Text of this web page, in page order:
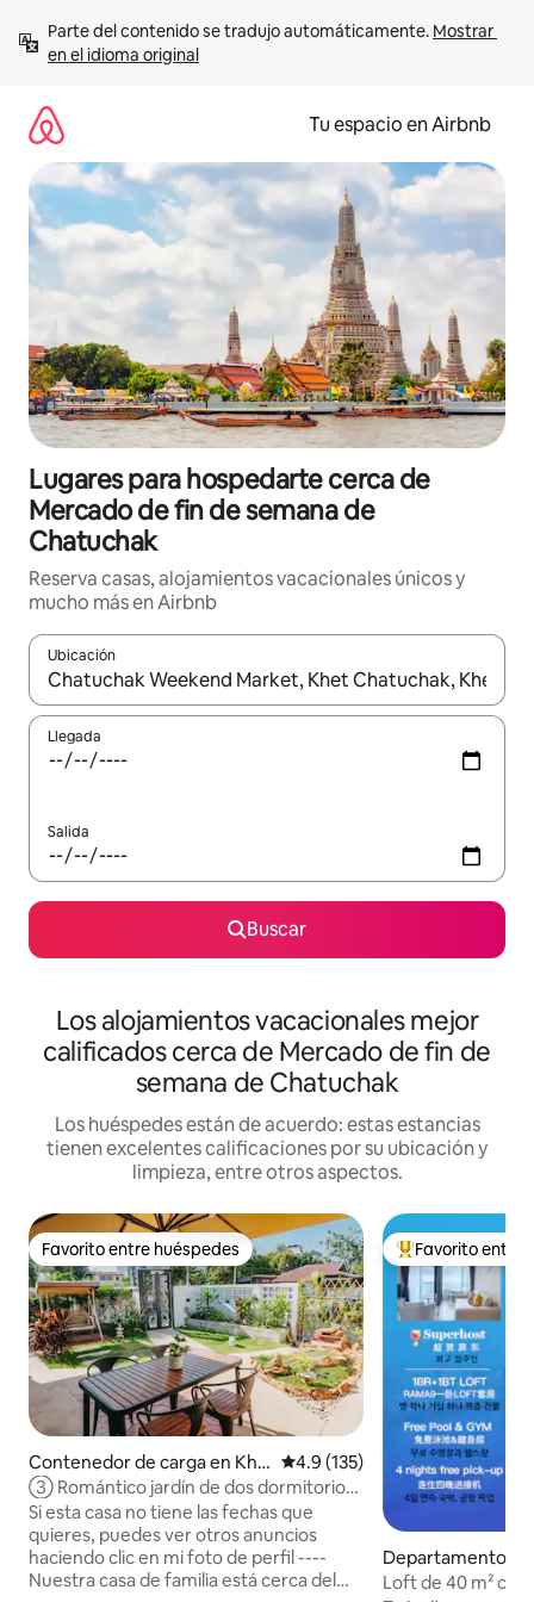
contenido
Parte del contenido se tradujo automáticamente. Mostrar
en el idioma original
Tu espacio en Airbnb
Lugares para hospedarte cerca de
Mercado de fin de semana de
Chatuchak
Reserva casas, alojamientos vacacionales únicos y
mucho más en Airbnb
Ubicación
Cuando los resultados estén disponibles, podrás navegar
Llegada
Salida
Buscar
Los alojamientos vacacionales mejor
calificados cerca de Mercado de fin de
semana de Chatuchak
Los huéspedes están de acuerdo: estas estancias
tienen excelentes calificaciones por su ubicación y
limpieza, entre otros aspectos.
Favorito entre huéspedes
Favorito entre huéspedes
Contenedor de carga en Khe
t Bang Phlat
Calificación promedio: 4.9 de
4.9 (135)
③ Romántico jardín de dos dormitorios,
patio privado, disfrute de unas buenas
vacaciones, cerca de MRT
Si esta casa no tiene las fechas que
quieres, puedes ver otros anuncios
haciendo clic en mi foto de perfil ----
Nuestra casa de familia está cerca del
De los mejores
Favorito entre
Departamento en
wang
Loft de 40 m²